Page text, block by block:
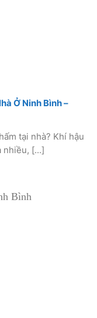
Ở Ninh Bình –
tại nhà? Khí hậu
nhiều, [...]